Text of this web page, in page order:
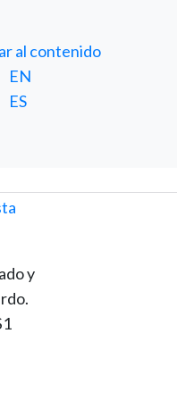
al contenido
EN
ES
y